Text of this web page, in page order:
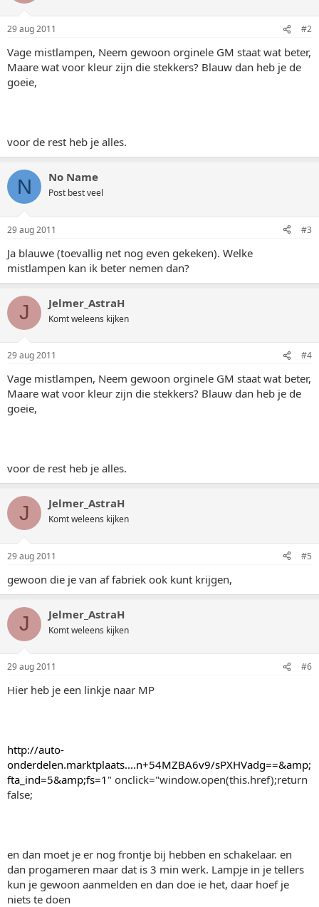
29 aug 2011 #2
Vage mistlampen, Neem gewoon orginele GM staat wat beter,
Maare wat voor kleur zijn die stekkers? Blauw dan heb je de
goeie,
voor de rest heb je alles.
N No Name
Post best veel
29 aug 2011 #3
Ja blauwe (toevallig net nog even gekeken). Welke
mistlampen kan ik beter nemen dan?
J Jelmer_AstraH
Komt weleens kijken
29 aug 2011 #4
Vage mistlampen, Neem gewoon orginele GM staat wat beter,
Maare wat voor kleur zijn die stekkers? Blauw dan heb je de
goeie,
voor de rest heb je alles.
J Jelmer_AstraH
Komt weleens kijken
29 aug 2011 #5
gewoon die je van af fabriek ook kunt krijgen,
J Jelmer_AstraH
Komt weleens kijken
29 aug 2011 #6
Hier heb je een linkje naar MP
http://auto-
onderdelen.marktplaats....n+54MZBA6v9/sPXHVadg==&amp;
fta_ind=5&amp;fs=1 " onclick="window.open(this.href);return
false;
en dan moet je er nog frontje bij hebben en schakelaar. en
dan progameren maar dat is 3 min werk. Lampje in je tellers
kun je gewoon aanmelden en dan doe ie het, daar hoef je
niets te doen